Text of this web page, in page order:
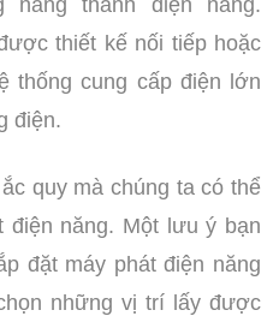
thành điện năng.
thiết kế nối tiếp hoặc
thống cung cấp điện lớn
điện.
quy mà chúng ta có thể
năng. Một lưu ý bạn
đặt máy phát điện năng
những vị trí lấy được